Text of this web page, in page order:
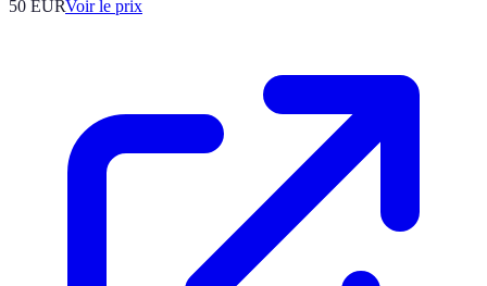
50 EURVoir le prix